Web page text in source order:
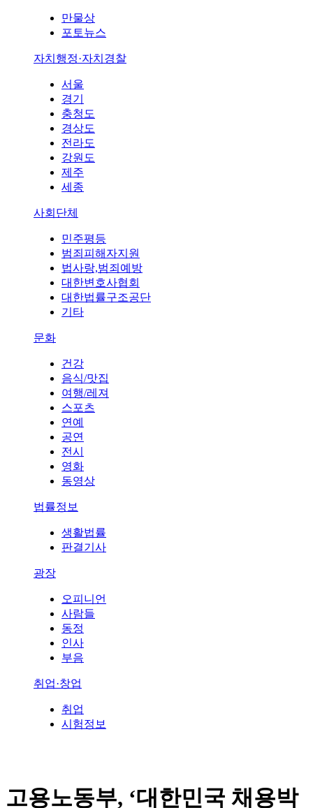
만물상
포토뉴스
자치행정·자치경찰
서울
경기
충청도
경상도
전라도
강원도
제주
세종
사회단체
민주평등
범죄피해자지원
법사랑,범죄예방
대한변호사협회
대한법률구조공단
기타
문화
건강
음식/맛집
여행/레져
스포츠
연예
공연
전시
영화
동영상
법률정보
생활법률
판결기사
광장
오피니언
사람들
동정
인사
부음
취업·창업
취업
시험정보
고용노동부, ‘대한민국 채용박